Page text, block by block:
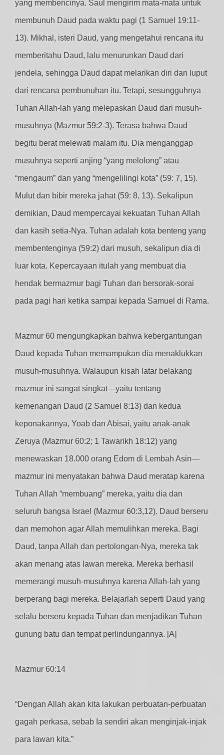
yang membencinya. Saul mengirim mata-mata untuk
membunuh Daud pada waktu pagi (1 Samuel 19:11-
13). Mikhal, isteri Daud, yang mengetahui rencana itu
memberitahu Daud, lalu menurunkan Daud dari
jendela, sehingga Daud dapat melarikan diri dan luput
dari rencana pembunuhan itu. Tetapi, sesungguhnya
Tuhan Allah-lah yang melepaskan Daud dari musuh-
musuhnya (Mazmur 59:2-3). Terasa bahwa Daud
begitu berat melewati malam itu. Dia menganggap
musuhnya seperti anjing “yang melolong” atau
“mengaum” dan yang “mengelilingi kota” (59: 7, 15).
Mulut dan bibir mereka jahat (59: 8, 13). Sekalipun
demikian, Daud mempercayai kekuatan Tuhan Allah
dan kasih setia-Nya. Tuhan adalah kota benteng yang
membentenginya (59:2) dari musuh, sekalipun dia di
luar kota. Kepercayaan itulah yang membuat dia
hendak bermazmur bagi Tuhan dan bersorak-sorai
pada pagi hari ketika sampai kepada Samuel di Rama.
Mazmur 60 mengungkapkan bahwa kebergantungan
Daud kepada Tuhan memampukan dia menaklukkan
musuh-musuhnya. Walaupun kisah latar belakang
mazmur ini sangat singkat—yaitu tentang
kemenangan Daud (2 Samuel 8:13) dan kedua
keponakannya, Yoab dan Abisai, yaitu anak-anak
Zeruya (Mazmur 60:2; 1 Tawarikh 18:12) yang
menewaskan 18.000 orang Edom di Lembah Asin—
mazmur ini menyatakan bahwa Daud meratap karena
Tuhan Allah “membuang” mereka, yaitu dia dan
seluruh bangsa Israel (Mazmur 60:3,12). Daud berseru
dan memohon agar Allah memulihkan mereka. Bagi
Daud, tanpa Allah dan pertolongan-Nya, mereka tak
akan menang atas lawan mereka. Mereka berhasil
memerangi musuh-musuhnya karena Allah-lah yang
berperang bagi mereka. Belajarlah seperti Daud yang
selalu berseru kepada Tuhan dan menjadikan Tuhan
gunung batu dan tempat perlindungannya. [A]
Mazmur 60:14
“Dengan Allah akan kita lakukan perbuatan-perbuatan
gagah perkasa, sebab Ia sendiri akan menginjak-injak
para lawan kita.”